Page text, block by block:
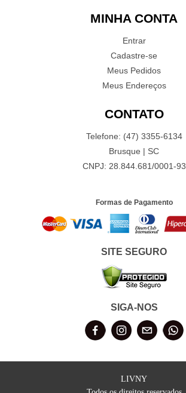
MINHA CONTA
Entrar
Cadastre-se
Meus Pedidos
Meus Endereços
CONTATO
Telefone: (47) 3355-6134
Brusque | SC
CNPJ: 28.844.681/0001-93
Formas de Pagamento
SITE SEGURO
SIGA-NOS
LIVNY